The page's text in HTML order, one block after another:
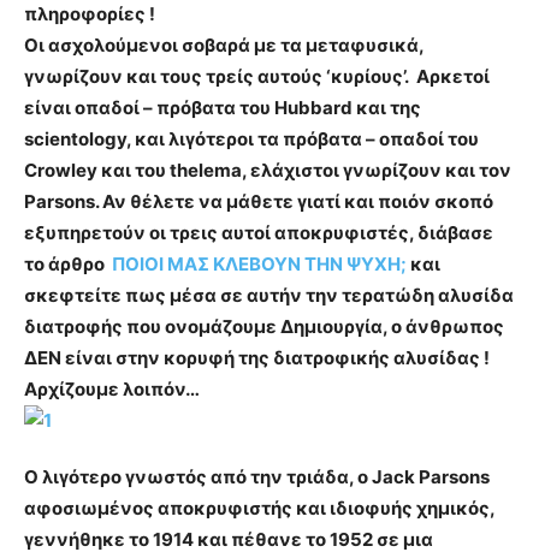
πληροφορίες !
Οι ασχολούμενοι σοβαρά με τα μεταφυσικά,
γνωρίζουν και τους τρείς αυτούς ‘κυρίους’. Αρκετοί
είναι οπαδοί – πρόβατα του Hubbard και της
scientology, και λιγότεροι τα πρόβατα – οπαδοί του
Crowley και του thelema, ελάχιστοι γνωρίζουν και τον
Parsons. Αν θέλετε να μάθετε γιατί και ποιόν σκοπό
εξυπηρετούν οι τρεις αυτοί αποκρυφιστές, διάβασε
το άρθρο ΠΟΙΟΙ ΜΑΣ ΚΛΕΒΟΥΝ ΤΗΝ ΨΥΧΗ; και
σκεφτείτε πως μέσα σε αυτήν την τερατώδη αλυσίδα
διατροφής που ονομάζουμε Δημιουργία, ο άνθρωπος
ΔΕΝ είναι στην κορυφή της διατροφικής αλυσίδας !
Αρχίζουμε λοιπόν…
Ο λιγότερο γνωστός από την τριάδα, ο Jack Parsons
αφοσιωμένος αποκρυφιστής και ιδιοφυής χημικός,
γεννήθηκε το 1914 και πέθανε το 1952 σε μια